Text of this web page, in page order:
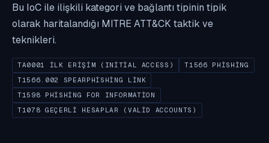
Bu IoC ile ilişkili kategori ve bağlantı tipinin tipik
olarak haritalandığı MITRE ATT&CK taktik ve
teknikleri.
TA0001 İLK ERIŞIM (INITIAL ACCESS)
T1566 PHISHING
T1566.002 SPEARPHISHING LINK
T1598 PHISHING FOR INFORMATION
T1078 GEÇERLI HESAPLAR (VALID ACCOUNTS)